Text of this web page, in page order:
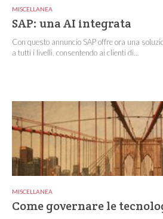
MISCELLANEA
SAP: una AI integrata
Con questo annuncio SAP offre ora una
a tutti i livelli, consentendo ai clienti di...
MISCELLANEA
Come governare le